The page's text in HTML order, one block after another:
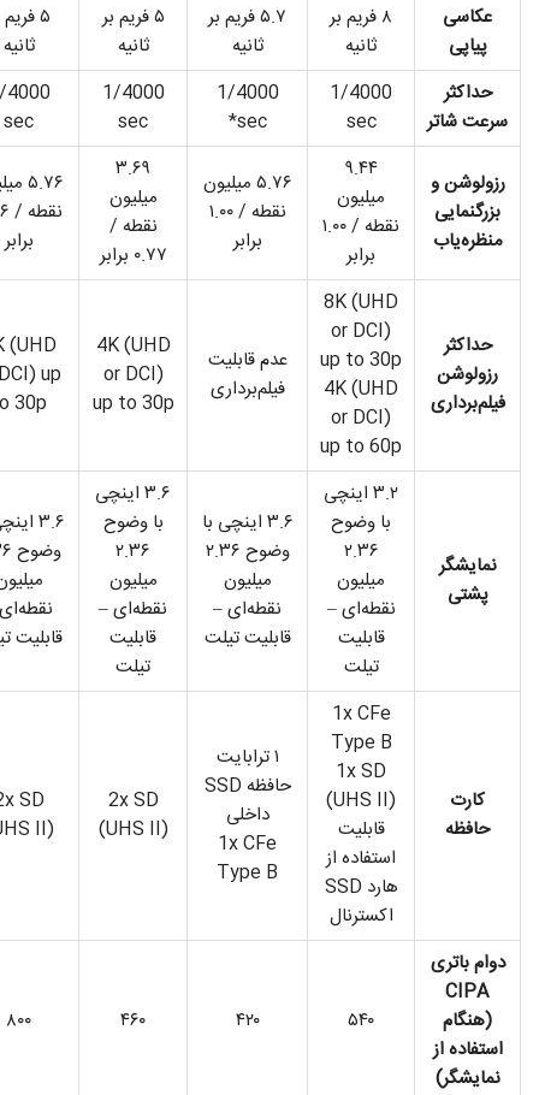
عکاسی
پیاپی
۸ فریم بر
ثانیه
۵.۷ فریم بر
ثانیه
۵ فریم بر
ثانیه
۵
ثانیه
حداکثر
سرعت شاتر
1/4000
sec
1/4000
sec*
1/4000
sec
sec
رزولوشن و
بزرگنمایی
منظره‌یاب
۹.۴۴
میلیون
نقطه / ۱.۰۰
برابر
۵.۷۶ میلیون
نقطه / ۱.۰۰
برابر
۳.۶۹
میلیون
نقطه /
۰.۷۷ برابر
برابر
حداکثر
رزولوشن
فیلم‌برداری
8K (UHD
or DCI)
up to 30p
4K (UHD
or DCI)
up to 60p
عدم قابلیت
فیلم‌برداری
4K (UHD
or DCI)
up to 30p
(UHD
up
30p
نمایشگر
پشتی
۳.۲ اینچی
با وضوح
۲.۳۶
میلیون
نقطه‌ای –
قابلیت
تیلت
۳.۶ اینچی با
وضوح ۲.۳۶
میلیون
نقطه‌ای –
قابلیت تیلت
۳.۶ اینچی
با وضوح
۲.۳۶
میلیون
نقطه‌ای –
قابلیت
تیلت
۳.۶
قابلیت
کارت
حافظه
1x CFe
Type B
1x SD
(UHS II)
قابلیت
استفاده از
هارد SSD
اکسترنال
۱ ترابایت
حافظه SSD
داخلی
1x CFe
Type B
2x SD
(UHS II)
SD
II)
دوام باتری
CIPA
(هنگام
استفاده از
نمایشگر)
۵۴۰ ۴۲۰ ۴۶۰ ۸۰۰